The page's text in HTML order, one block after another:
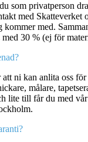
som privatperson
med Skatteverket
med.
med 30 % (ej för
att ni kan anlita oss
målare,
lite till får du med